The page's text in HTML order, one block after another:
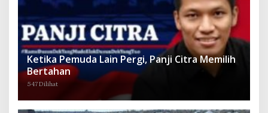
Ketika Pemuda Lain Pergi, Panji Citra Memilih
Bertahan
547 Dilihat